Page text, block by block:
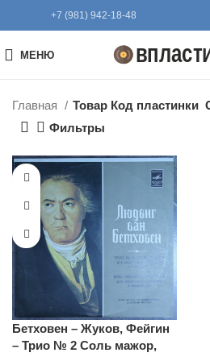
+7 (981) 942-18-48
МЕНЮ
Главная Товар Код пластинки
Фильтры
Бетховен – Жуков, Фейгин
– Трио № 2 Соль мажор,